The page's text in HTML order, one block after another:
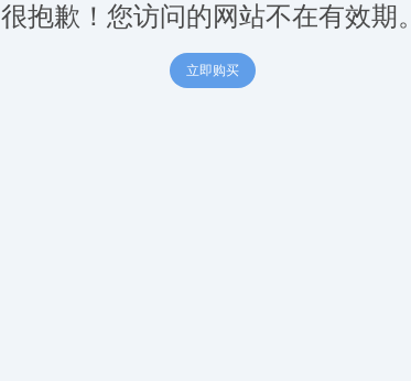
很抱歉！您访问的网站不在有效期。
立即购买